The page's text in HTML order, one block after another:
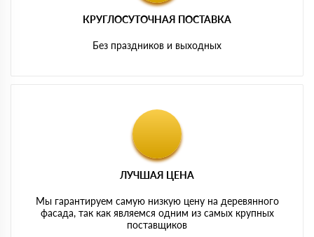
КРУГЛОСУТОЧНАЯ ПОСТАВКА
Без праздников и выходных
ЛУЧШАЯ ЦЕНА
Мы гарантируем самую низкую цену на деревянного
фасада, так как являемся одним из самых крупных
поставщиков